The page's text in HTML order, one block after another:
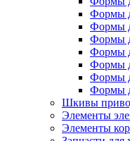
Формы
Формы
Формы
Формы
Формы
Формы
Формы
Шкивы
Элементы
Элементы